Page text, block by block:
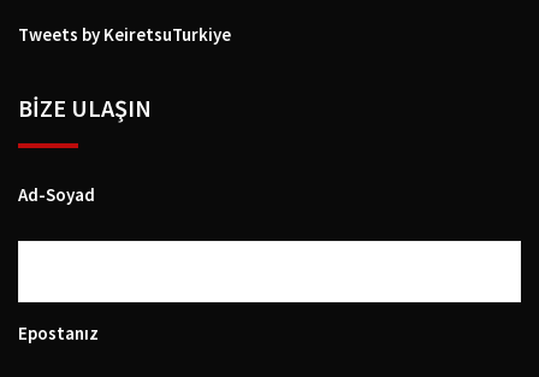
Tweets by KeiretsuTurkiye
BIZE ULAŞIN
Ad-Soyad
Epostanız